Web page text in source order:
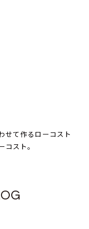
せて作るローコスト
スト。